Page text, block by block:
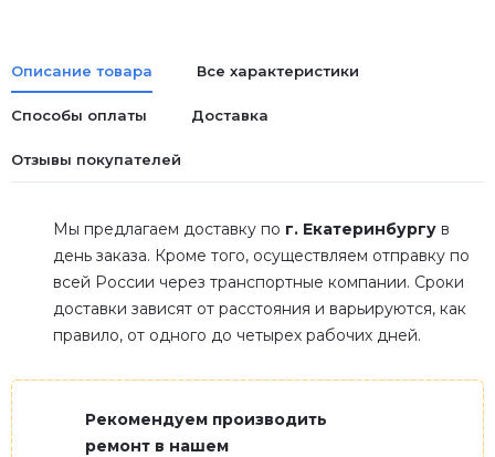
Описание товара Все характеристики
Способы оплаты Доставка
Отзывы покупателей
Мы предлагаем доставку по г. Екатеринбургу в
день заказа. Кроме того, осуществляем отправку по
всей России через транспортные компании. Сроки
доставки зависят от расстояния и варьируются, как
правило, от одного до четырех рабочих дней.
Рекомендуем производить
ремонт в нашем